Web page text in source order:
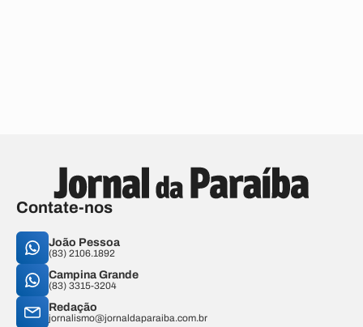
Contate-nos
João Pessoa
(83) 2106.1892
Campina Grande
(83) 3315-3204
Redação
jornalismo@jornaldaparaiba.com.br